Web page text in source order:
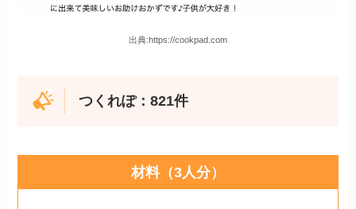
出典:https://cookpad.com
つくれぽ： 821件
材料（3人分）